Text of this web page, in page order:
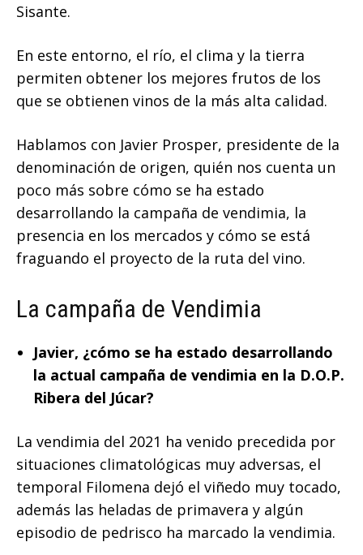
Sisante.
En este entorno, el río, el clima y la tierra
permiten obtener los mejores frutos de los
que se obtienen vinos de la más alta calidad.
Hablamos con Javier Prosper, presidente de la
denominación de origen, quién nos cuenta un
poco más sobre cómo se ha estado
desarrollando la campaña de vendimia, la
presencia en los mercados y cómo se está
fraguando el proyecto de la ruta del vino.
La campaña de Vendimia
Javier, ¿cómo se ha estado desarrollando
la actual campaña de vendimia en la D.O.P.
Ribera del Júcar?
La vendimia del 2021 ha venido precedida por
situaciones climatológicas muy adversas, el
temporal Filomena dejó el viñedo muy tocado,
además las heladas de primavera y algún
episodio de pedrisco ha marcado la vendimia.